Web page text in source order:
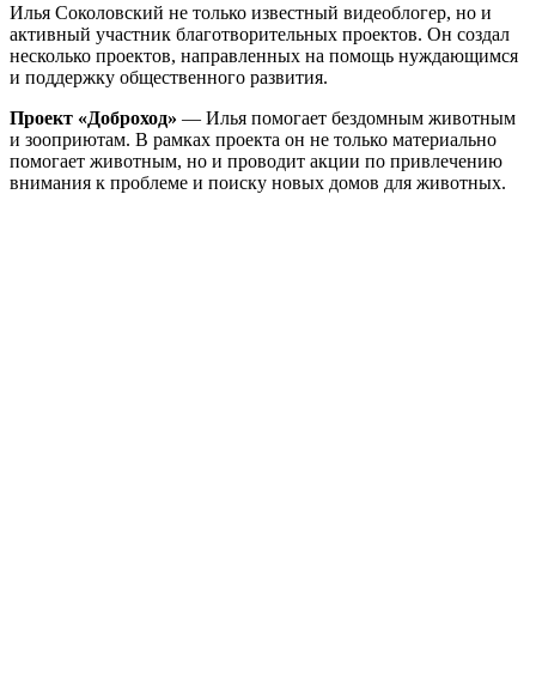
Илья Соколовский не только известный видеоблогер, но и
активный участник благотворительных проектов. Он создал
несколько проектов, направленных на помощь нуждающимся
и поддержку общественного развития.
Проект «Доброход» — Илья помогает бездомным животным
и зооприютам. В рамках проекта он не только материально
помогает животным, но и проводит акции по привлечению
внимания к проблеме и поиску новых домов для животных.